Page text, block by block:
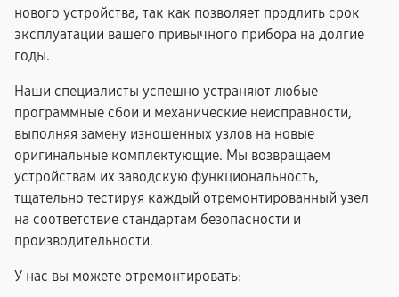
нового устройства, так как позволяет продлить срок
эксплуатации вашего привычного прибора на долгие
годы.
Наши специалисты успешно устраняют любые
программные сбои и механические неисправности,
выполняя замену изношенных узлов на новые
оригинальные комплектующие. Мы возвращаем
устройствам их заводскую функциональность,
тщательно тестируя каждый отремонтированный узел
на соответствие стандартам безопасности и
производительности.
У нас вы можете отремонтировать: